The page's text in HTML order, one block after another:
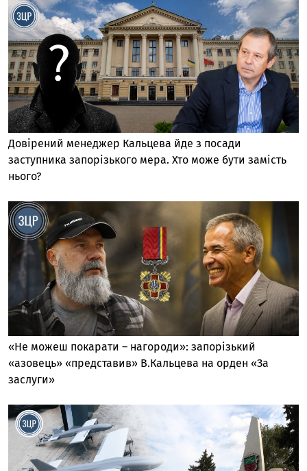
Довірений менеджер Кальцева йде з посади
заступника запорізького мера. Хто може бути замість
нього?
«Не можеш покарати – нагороди»: запорізький
«азовець» «представив» В.Кальцева на орден «За
заслуги»